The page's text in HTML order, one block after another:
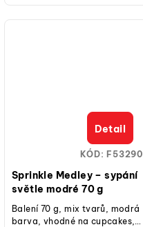
Sprinkle Medley – sypání
světle modré 70 g
Detail
Balení 70 g, mix tvarů, modrá
barva, vhodné na cupcakes,
KÓD: F53290